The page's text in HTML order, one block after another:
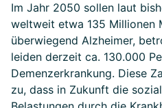
Im Jahr 2050 sollen laut
weltweit etwa 135 Millionen
überwiegend Alzheimer,
leiden derzeit ca. 130.000
Demenzerkrankung. Diese
zu, dass in Zukunft die